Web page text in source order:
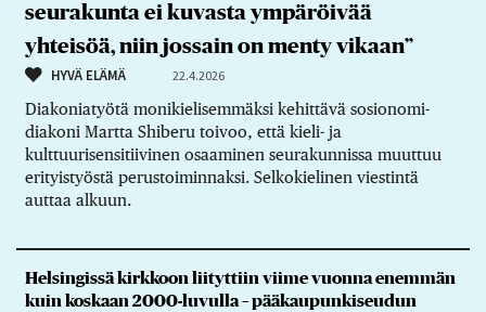
seurakunta ei kuvasta ympäröivää
yhteisöä, niin jossain on menty vikaan”
HYVÄ ELÄMÄ 22.4.2026
Diakoniatyötä monikielisemmäksi kehittävä sosionomi-
diakoni Martta Shiberu toivoo, että kieli- ja
kulttuurisensitiivinen osaaminen seurakunnissa muuttuu
erityistyöstä perustoiminnaksi. Selkokielinen viestintä
auttaa alkuun.
Helsingissä kirkkoon liityttiin viime vuonna enemmän
kuin koskaan 2000-luvulla – pääkaupunkiseudun